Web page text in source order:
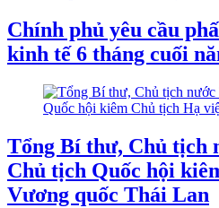
Chính phủ yêu cầu
kinh tế 6 tháng cuối
Tổng Bí thư, Chủ tịch
Chủ tịch Quốc hội
Vương quốc Thái Lan